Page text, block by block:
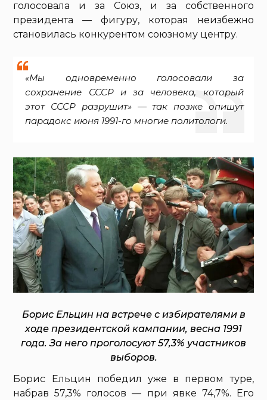
голосовала и за Союз, и за собственного
президента — фигуру, которая неизбежно
становилась конкурентом союзному центру.
«Мы одновременно голосовали за
сохранение СССР и за человека, который
этот СССР разрушит» — так позже опишут
парадокс июня 1991-го многие политологи.
Борис Ельцин на встрече с избирателями в
ходе президентской кампании, весна 1991
года. За него проголосуют 57,3% участников
выборов.
Борис Ельцин победил уже в первом туре,
набрав 57,3% голосов — при явке 74,7%. Его